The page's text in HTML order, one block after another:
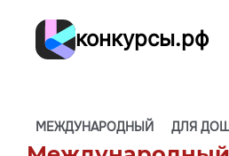
конкурсы.рф
МЕЖДУНАРОДНЫЙ ДЛЯ